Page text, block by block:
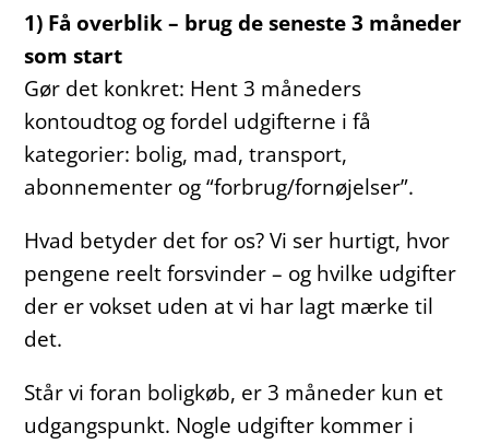
1) Få overblik – brug de seneste 3 måneder
som start
Gør det konkret: Hent 3 måneders
kontoudtog og fordel udgifterne i få
kategorier: bolig, mad, transport,
abonnementer og “forbrug/fornøjelser”.
Hvad betyder det for os? Vi ser hurtigt, hvor
pengene reelt forsvinder – og hvilke udgifter
der er vokset uden at vi har lagt mærke til
det.
Står vi foran boligkøb, er 3 måneder kun et
udgangspunkt. Nogle udgifter kommer i